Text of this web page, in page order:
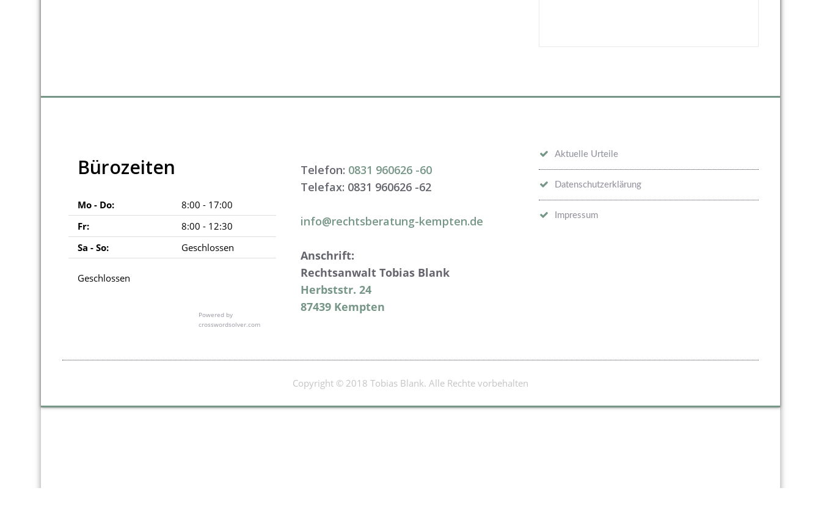
Bürozeiten
Mo - Do:
8:00 - 17:00
Fr:
8:00 - 12:30
Sa - So:
Geschlossen
Geschlossen
Powered by
crosswordsolver.com
Telefon: 0831 960626 -60
Telefax: 0831 960626 -62
info@rechtsberatung-kempten.de
Anschrift:
Rechtsanwalt Tobias Blank
Herbststr. 24
87439 Kempten
Aktuelle Urteile
Datenschutzerklärung
Impressum
Copyright © 2018 Tobias Blank. Alle Rechte vorbehalten